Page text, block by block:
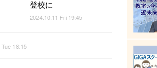
登校に
2024.10.11 Fri 19:45
18:15